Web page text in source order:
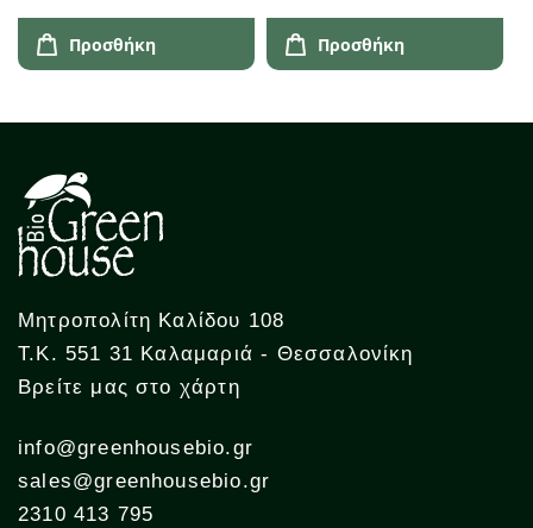
Προσθήκη Προσθήκη
Μητροπολίτη Καλίδου 108
Τ.Κ. 551 31 Καλαμαριά - Θεσσαλονίκη
Βρείτε μας στο χάρτη
info@greenhousebio.gr
sales@greenhousebio.gr
2310 413 795